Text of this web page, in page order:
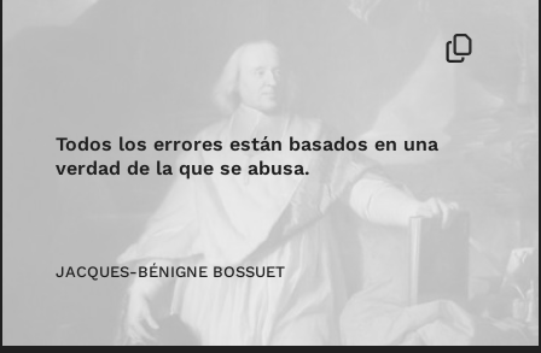
Todos los errores están basados en una
verdad de la que se abusa.
JACQUES-BÉNIGNE BOSSUET